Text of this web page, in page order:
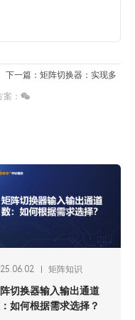
下一篇：矩阵切换器：实现多
：
矩阵知识
切换器输入输出通道
如何根据需求选择？